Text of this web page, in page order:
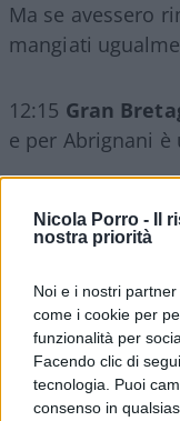
Nicola Porro -
Il
nostra priorità
Noi e i nostri
come i cookie per
funzionalità per
Facendo clic di
tecnologia. Puoi
consenso in
Ma se avessero
mangiati
12:15 Gran
e per Abrignani è
13:50 Obbligo
deve essere per
16:30Caso
18:19Quirinale,